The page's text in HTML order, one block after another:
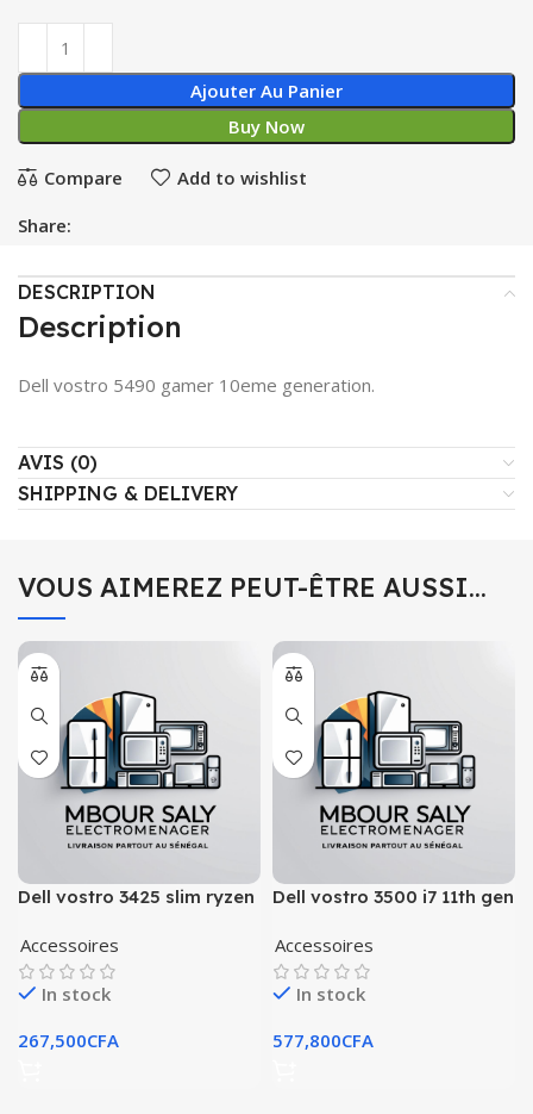
Ajouter Au Panier
Buy Now
Compare Add to wishlist
Share:
DESCRIPTION
Description
Dell vostro 5490 gamer 10eme generation.
AVIS (0)
SHIPPING & DELIVERY
VOUS AIMEREZ PEUT-ÊTRE AUSSI…
Dell vostro 3425 slim ryzen
Accessoires
In stock
267,500CFA
Dell vostro 3500 i7 11th gen
Accessoires
In stock
577,800CFA